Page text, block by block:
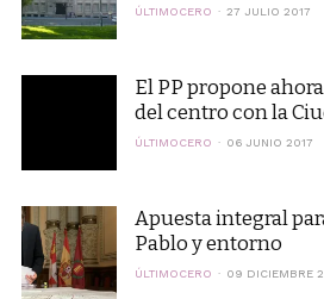
ÚLTIMOCERO 27 JULIO 2017
El PP propone
del centro con la
ÚLTIMOCERO 06 JUNIO 2017
Apuesta integral
Pablo y entorno
ÚLTIMOCERO 09 DICIEMBRE